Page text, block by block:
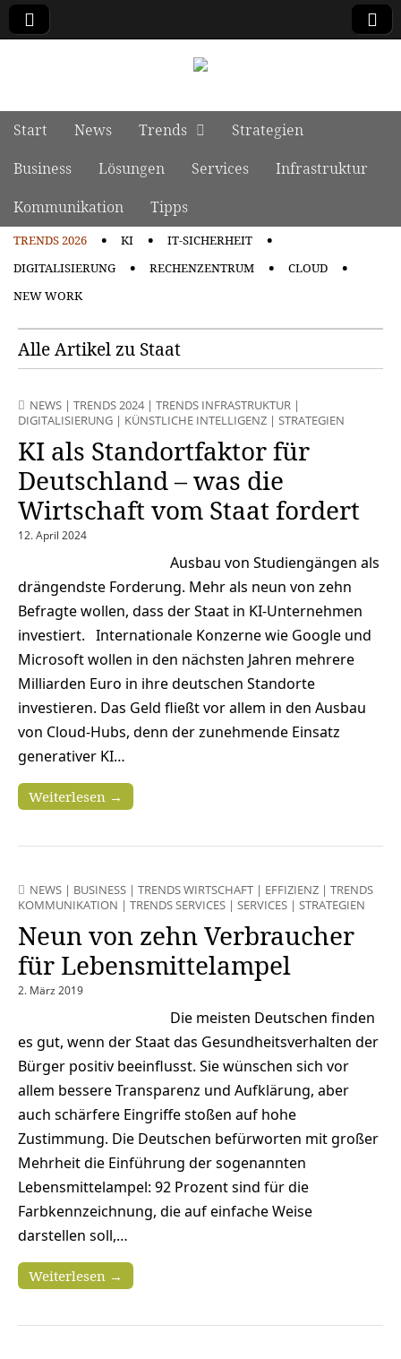
Main menu
Skip to content
Start News Trends
Strategien
Business
Lösungen Services
Infrastruktur
Kommunikation
Tipps
TRENDS 2026 KI
IT-SICHERHEIT
DIGITALISIERUNG
RECHENZENTRUM
CLOUD
NEW WORK
Alle Artikel zu Staat
NEWS | TRENDS 2024| TRENDS INFRASTRUKTUR |
DIGITALISIERUNG | KÜNSTLICHE INTELLIGENZ | STRATEGIEN
KI als Standortfaktor für
Deutschland – was die
Wirtschaft vom Staat fordert
12. April 2024
Ausbau von Studiengängen als
drängendste Forderung. Mehr als neun von zehn
Befragte wollen, dass der Staat in KI-Unternehmen
investiert. Internationale Konzerne wie Google und
Microsoft wollen in den nächsten Jahren mehrere
Milliarden Euro in ihre deutschen Standorte
investieren. Das Geld fließt vor allem in den Ausbau
von Cloud-Hubs, denn der zunehmende Einsatz
generativer KI…
Weiterlesen →
NEWS | BUSINESS | TRENDS WIRTSCHAFT | EFFIZIENZ | TRENDS
KOMMUNIKATION | TRENDS SERVICES | SERVICES | STRATEGIEN
Neun von zehn Verbraucher
für Lebensmittelampel
2. März 2019
Die meisten Deutschen finden
es gut, wenn der Staat das Gesundheitsverhalten der
Bürger positiv beeinflusst. Sie wünschen sich vor
allem bessere Transparenz und Aufklärung, aber
auch schärfere Eingriffe stoßen auf hohe
Zustimmung. Die Deutschen befürworten mit großer
Mehrheit die Einführung der sogenannten
Lebensmittelampel: 92 Prozent sind für die
Farbkennzeichnung, die auf einfache Weise
darstellen soll,…
Weiterlesen →